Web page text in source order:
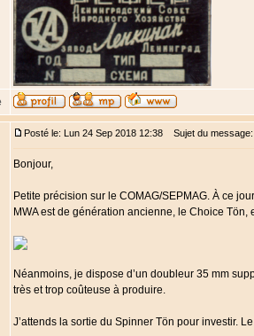
Posté le: Lun 24 Sep 2018 12:38 Sujet du message:
Bonjour,
Petite précision sur le COMAG/SEPMAG. À ce
MWA est de génération ancienne, le Choice
Néanmoins, je dispose d’un doubleur 35 mm
très et trop coûteuse à produire.
J’attends la sortie du Spinner Tön pour investir.